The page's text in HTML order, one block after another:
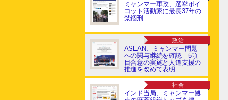
ミャンマー軍政、選挙ボイ
コット活動家に最長37年の
禁錮刑
政治
ASEAN、ミャンマー問題
への関与継続を確認 5項
目合意の実施と人道支援の
推進を改めて表明
社会
インド当局、ミャンマー拠